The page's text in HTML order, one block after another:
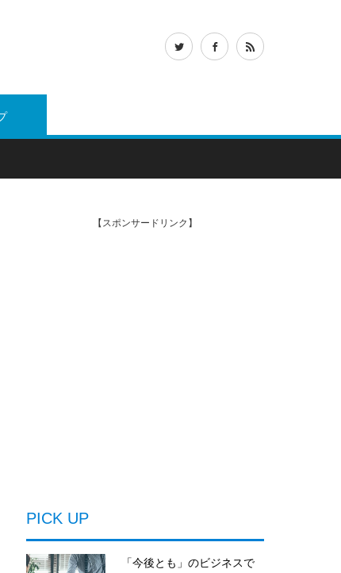
【スポンサードリンク】
PICK UP
「今後とも」のビジネスで